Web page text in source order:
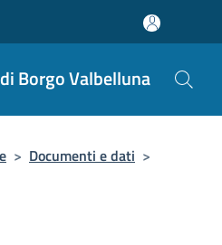
Borgo Valbelluna
> Documenti e dati >